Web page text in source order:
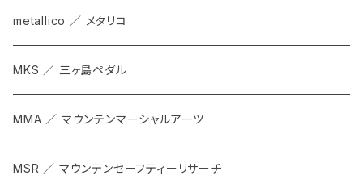
metallico ／ メタリコ
MKS ／ 三ヶ島ペダル
MMA ／ マウンテンマーシャルアーツ
MSR ／ マウンテンセーフティーリサーチ